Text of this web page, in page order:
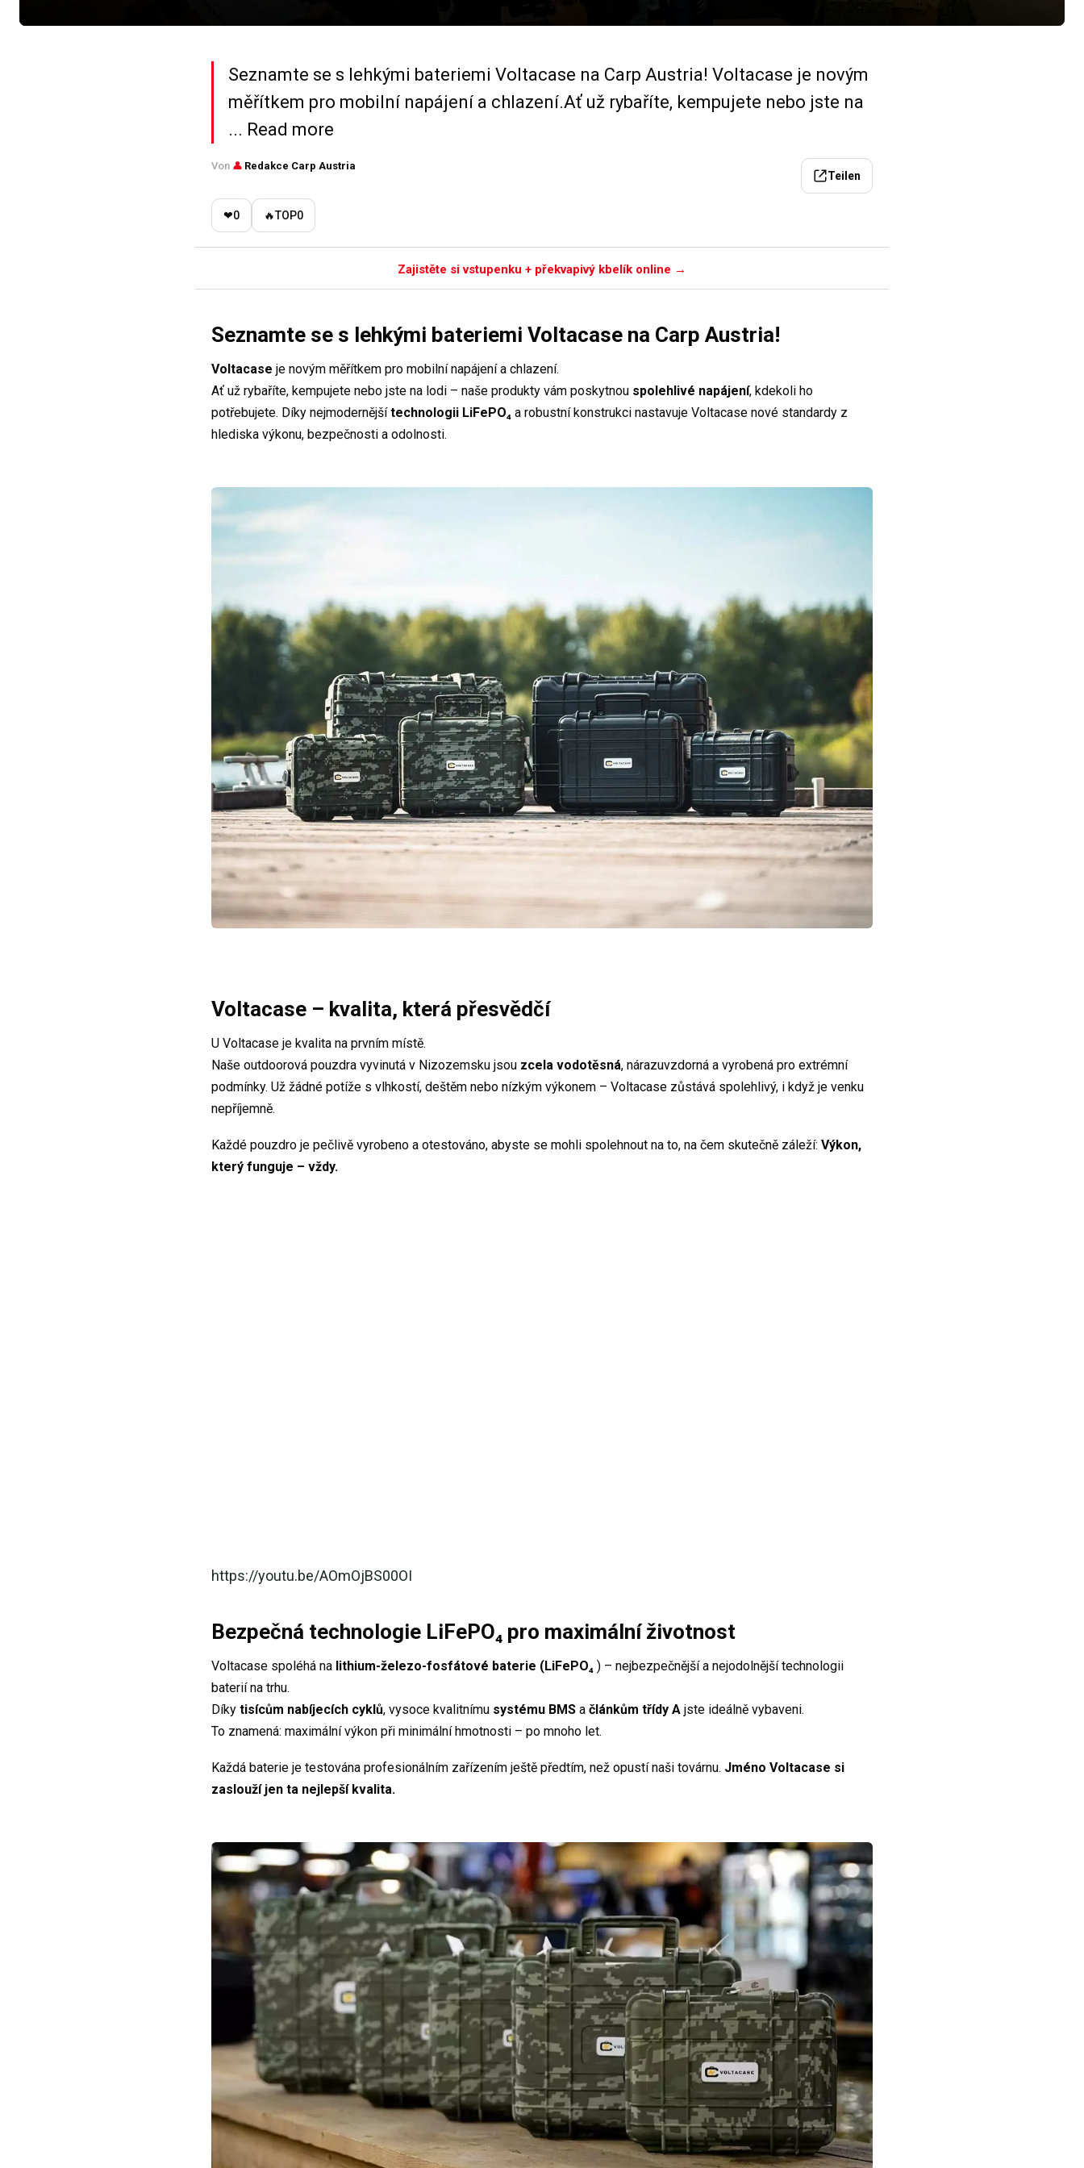
Seznamte se s lehkými bateriemi Voltacase na Carp Austria! Voltacase je novým
měřítkem pro mobilní napájení a chlazení.Ať už rybaříte, kempujete nebo jste na
... Read more
Von 👤 Redakce Carp Austria
Teilen
❤0 🔥TOP0
Zajistěte si vstupenku + překvapivý kbelík online →
Seznamte se s lehkými bateriemi Voltacase na Carp Austria!
Voltacase je novým měřítkem pro mobilní napájení a chlazení.
Ať už rybaříte, kempujete nebo jste na lodi – naše produkty vám poskytnou spolehlivé napájení, kdekoli ho
potřebujete. Díky nejmodernějšítechnologii LiFePO₄ a robustní konstrukci nastavuje Voltacase nové standardy z
hlediska výkonu, bezpečnosti a odolnosti.
Voltacase – kvalita, která přesvědčí
U Voltacase je kvalita na prvním místě.
Naše outdoorová pouzdra vyvinutá v Nizozemsku jsou zcela vodotěsná, nárazuvzdorná a vyrobená pro extrémní
podmínky. Už žádné potíže s vlhkostí, deštěm nebo nízkým výkonem – Voltacase zůstává spolehlivý, i když je venku
nepříjemně.
Každé pouzdro je pečlivě vyrobeno a otestováno, abyste se mohli spolehnout na to, na čem skutečně záleží: Výkon,
který funguje – vždy.
https://youtu.be/AOmOjBS00OI
Bezpečná technologie LiFePO₄ pro maximální životnost
Voltacase spoléhá na lithium-železo-fosfátové baterie (LiFePO₄ ) – nejbezpečnější a nejodolnější technologii
baterií na trhu.
Díky tisícům nabíjecích cyklů, vysoce kvalitnímu systému BMS a článkům třídy A jste ideálně vybaveni.
To znamená: maximální výkon při minimální hmotnosti – po mnoho let.
Každá baterie je testována profesionálním zařízením ještě předtím, než opustí naši továrnu. Jméno Voltacase si
zaslouží jen ta nejlepší kvalita.